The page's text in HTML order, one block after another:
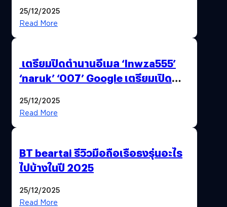
25/12/2025
Read More
เตรียมปิดตำนานอีเมล ‘lnwza555’
‘naruk’ ‘007’ Google เตรียมเปิด
25/12/2025
Read More
BT beartai รีวิวมือถือเรือธงรุ่นอะไร
ไปบ้างในปี 2025
25/12/2025
Read More